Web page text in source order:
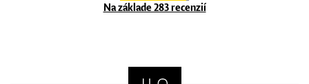
Na základe 283 recenzií